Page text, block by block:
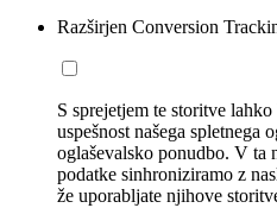
Razširjen Conversion
S sprejetjem te storitve
uspešnost našega spletnega
oglaševalsko ponudbo. V ta
podatke sinhroniziramo z
že uporabljate njihove